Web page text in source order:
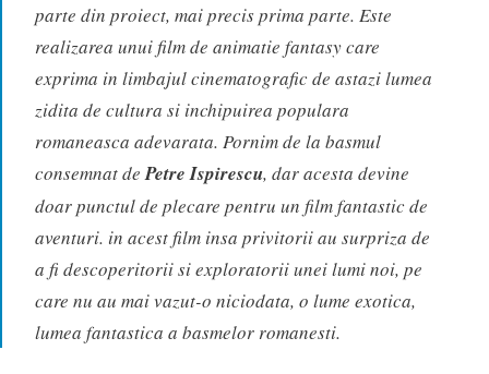
parte din proiect, mai precis prima parte. Este
realizarea unui film de animatie fantasy care
exprima in limbajul cinematografic de astazi lumea
zidita de cultura si inchipuirea populara
romaneasca adevarata. Pornim de la basmul
consemnat dePetre Ispirescu, dar acesta devine
doar punctul de plecare pentru un film fantastic de
aventuri. in acest film insa privitorii au surpriza de
a fi descoperitorii si exploratorii unei lumi noi, pe
care nu au mai vazut-o niciodata, o lume exotica,
lumea fantastica a basmelor romanesti.